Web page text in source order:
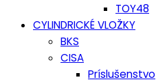
TOY48
CYLINDRICKÉ VLOŽKY
BKS
CISA
Príslušenstvo